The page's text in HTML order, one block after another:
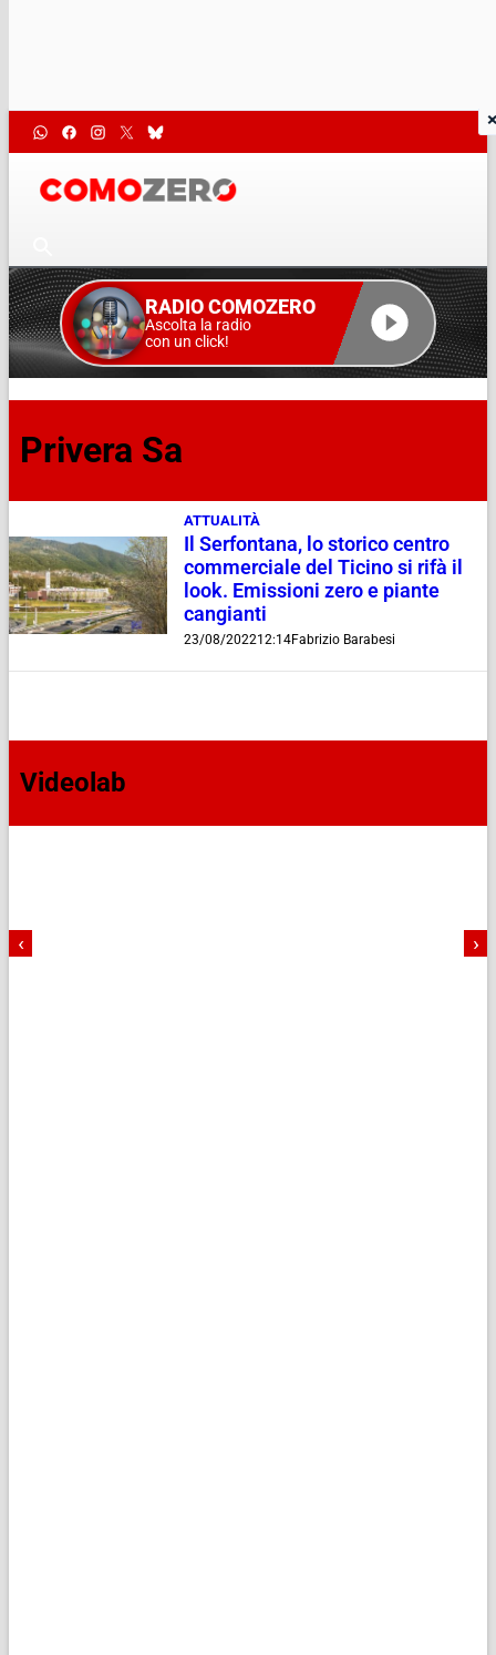
RADIO COMOZERO
Ascolta la radio
con un click!
Privera Sa
ATTUALITÀ
Il Serfontana, lo storico centro
commerciale del Ticino si rifà il
look. Emissioni zero e piante
cangianti
23/08/202212:14Fabrizio Barabesi
Videolab
‹ ›